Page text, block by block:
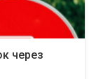
через